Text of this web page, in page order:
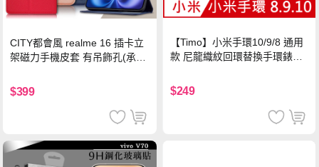
CITY都會風 realme 16 插卡立
架磁力手機皮套 有吊飾孔(承諾
$399
【Timo】小米手環10/9/8 通用
款 尼龍織紋回環替換手環錶帶-
$249